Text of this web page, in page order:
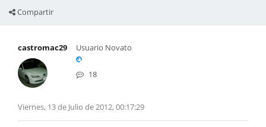
Compartir
castromac29 Usuario Novato
18
Viernes, 13 de Julio de 2012, 00:17:29